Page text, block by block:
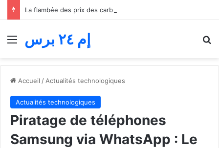
Menu إم ٢٤ برس
Accueil / Actualités technologiques
Actualités technologiques
Piratage de téléphones
Samsung via WhatsApp : Le